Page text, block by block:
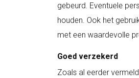
gebeurd. Eventuele
houden. Ook het
met een waardevolle
Goed verzekerd
Zoals al eerder